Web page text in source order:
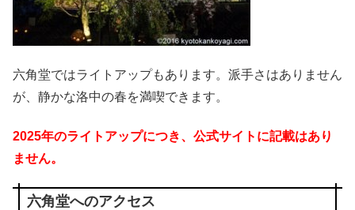
六角堂ではライトアップもあります。派手さはありません
が、静かな洛中の春を満喫できます。
2025年のライトアップにつき、公式サイトに記載はあり
ません。
六角堂へのアクセス